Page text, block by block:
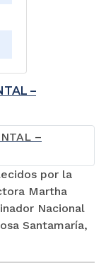
–
por la
Martha
Nacional
Santamaría,